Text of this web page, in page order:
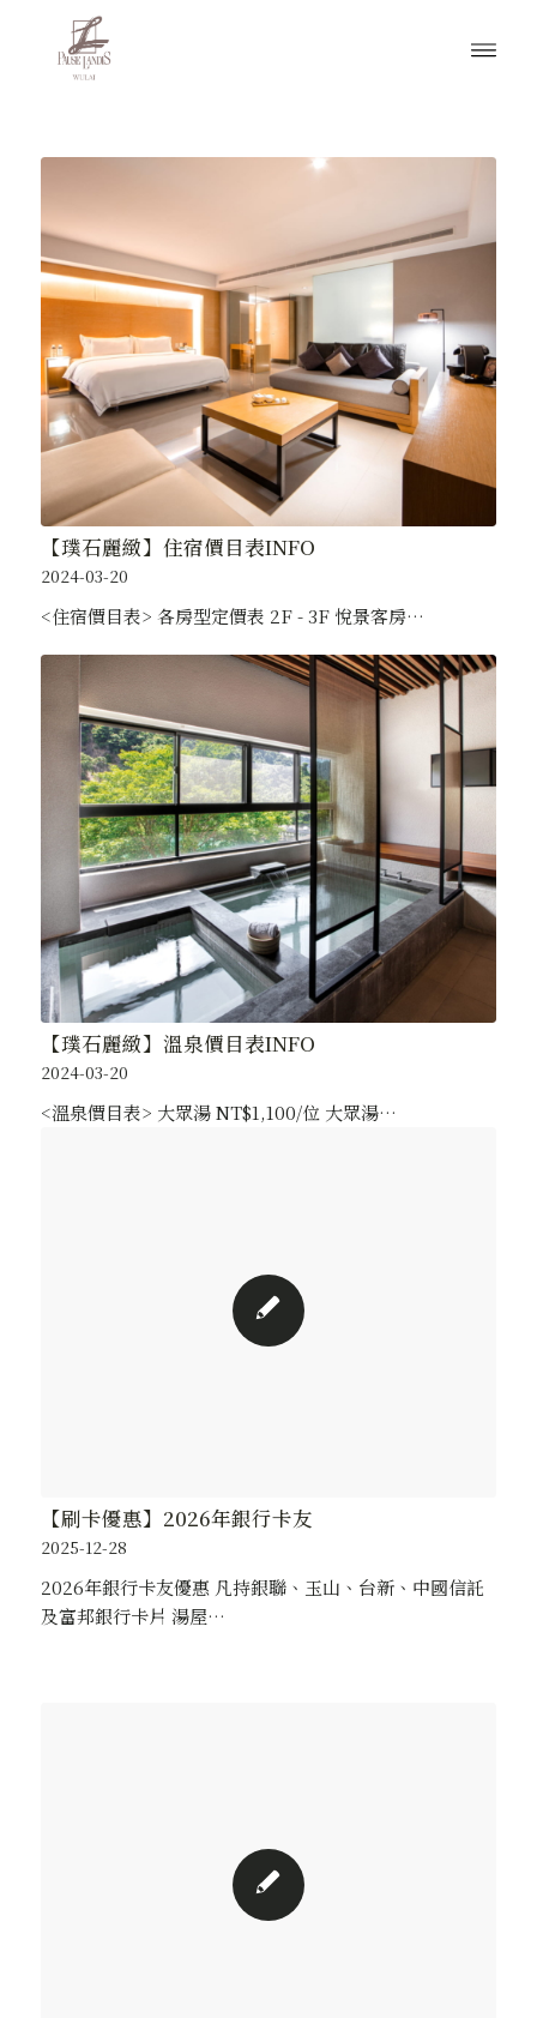
【璞石麗緻】住宿價目表INFO
2024-03-20
<住宿價目表> 各房型定價表 2F - 3F 悅景客房…
【璞石麗緻】溫泉價目表INFO
2024-03-20
<溫泉價目表> 大眾湯 NT$1,100/位 大眾湯…
【刷卡優惠】2026年銀行卡友
2025-12-28
2026年銀行卡友優惠 凡持銀聯、玉山、台新、中國信託
及富邦銀行卡片 湯屋…